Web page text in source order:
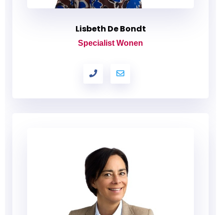
Lisbeth De Bondt
Specialist Wonen